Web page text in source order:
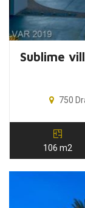
750
106 m2